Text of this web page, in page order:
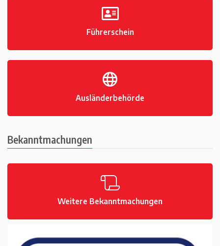
Führerschein
Ausländerbehörde
Bekanntmachungen
Weitere Bekanntmachungen